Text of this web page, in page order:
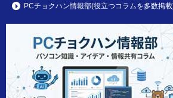
PCチョクハン情報部(役立つコラムを多数掲